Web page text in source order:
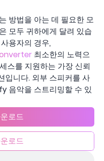
방법을 아는 데 필요한 모
모두 귀하에게 달려 있습
용자의 경우,
최소한의 노력으
스를 지원하는 가장 신뢰
입니다. 외부 스피커를 사
음악을 스트리밍할 수 있
로드
로드